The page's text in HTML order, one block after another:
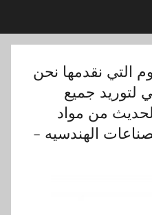
التي
التي نقدمها نحن
جميع
من مواد
الهندسيه –